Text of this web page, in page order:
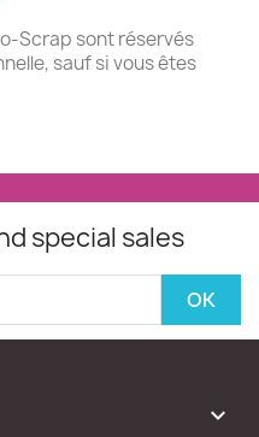
Scrap sont réservés
sauf si vous êtes
special sales
